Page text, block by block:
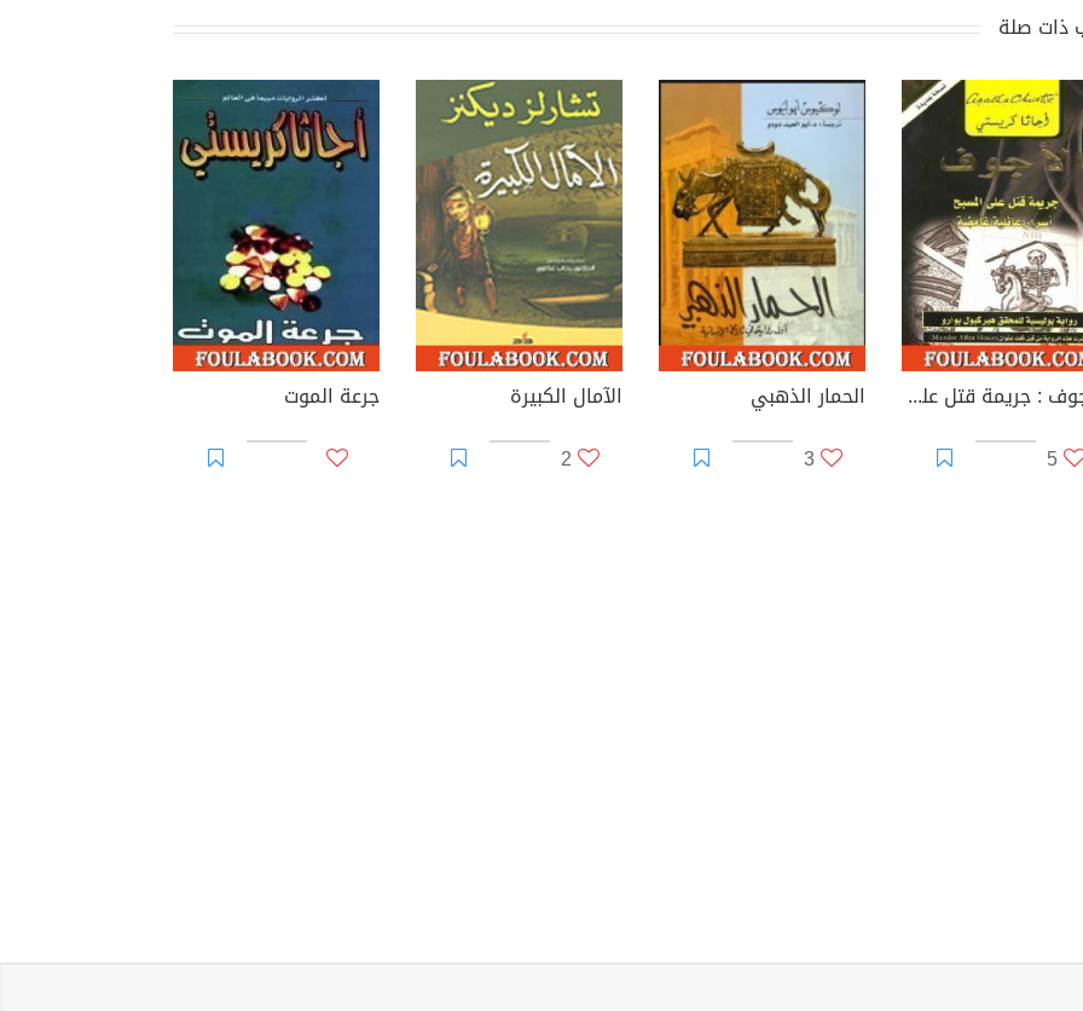
ذات صلة
الأجوف : جريمة قتل على المسبح أسرار عائلية غامضة
5
الحمار الذهبي
3
الآمال الكبيرة
2
جرعة الموت